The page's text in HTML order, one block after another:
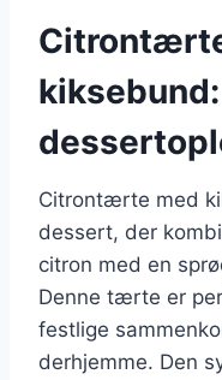
Citrontærte med
dessert, der
citron med en
Denne tærte er
festlige
derhjemme. Den